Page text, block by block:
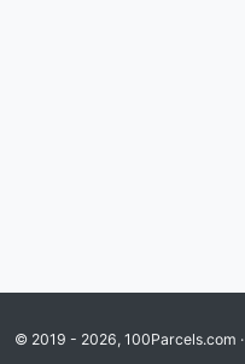
© 2019 - 2026, 100Parcels.com ·